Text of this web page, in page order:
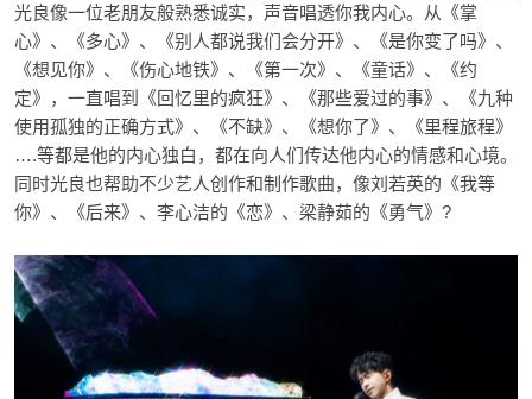
光良像一位老朋友般熟悉诚实，声音唱透你我内心。从《掌
心》、《多心》、《别人都说我们会分开》、《是你变了吗》、
《想见你》、《伤心地铁》、《第一次》、《童话》、《约
定》，一直唱到《回忆里的疯狂》、《那些爱过的事》、《九种
使用孤独的正确方式》、《不缺》、《想你了》、《里程旅程》
….等都是他的内心独白，都在向人们传达他内心的情感和心境。
同时光良也帮助不少艺人创作和制作歌曲，像刘若英的《我等
你》、《后来》、李心洁的《恋》、梁静茹的《勇气》?